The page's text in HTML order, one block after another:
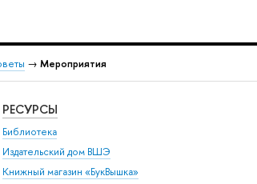
→ Мероприятия
РЕСУРСЫ
Библиотека
Издательский дом ВШЭ
Книжный магазин «БукВышка»